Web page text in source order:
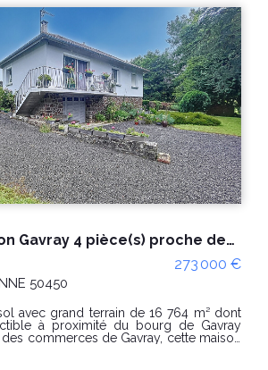
VILLEMAN 50450
IMMOBILIER vous propose en
de GAVRAY SUR
(Mesnil-Villeman), au calme de la